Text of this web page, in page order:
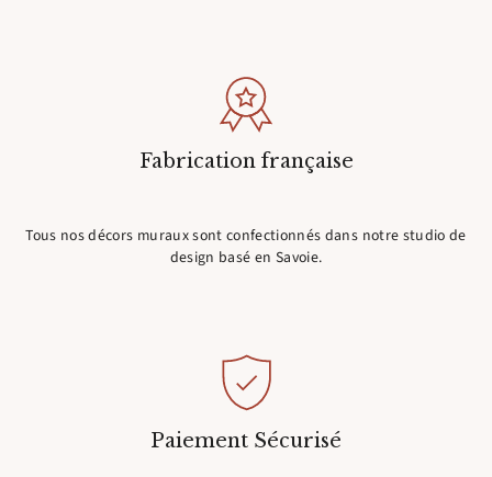
Fabrication française
Tous nos décors muraux sont confectionnés dans notre studio de
design basé en Savoie.
Paiement Sécurisé